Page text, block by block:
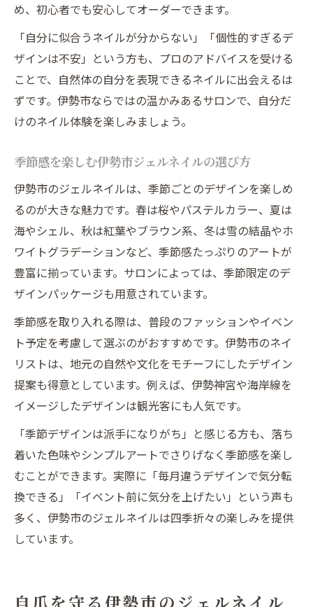
め、初心者でも安心してオーダーできます。
「自分に似合うネイルが分からない」「個性的すぎるデ
ザインは不安」という方も、プロのアドバイスを受ける
ことで、自然体の自分を表現できるネイルに出会えるは
ずです。伊勢市ならではの温かみあるサロンで、自分だ
けのネイル体験を楽しみましょう。
季節感を楽しむ伊勢市ジェルネイルの選び方
伊勢市のジェルネイルは、季節ごとのデザインを楽しめ
るのが大きな魅力です。春は桜やパステルカラー、夏は
海やシェル、秋は紅葉やブラウン系、冬は雪の結晶やホ
ワイトグラデーションなど、季節感たっぷりのアートが
豊富に揃っています。サロンによっては、季節限定のデ
ザインパッケージも用意されています。
季節感を取り入れる際は、普段のファッションやイベン
ト予定を考慮して選ぶのがおすすめです。伊勢市のネイ
リストは、地元の自然や文化をモチーフにしたデザイン
提案も得意としています。例えば、伊勢神宮や海岸線を
イメージしたデザインは観光客にも人気です。
「季節デザインは派手になりがち」と感じる方も、落ち
着いた色味やシンプルアートでさりげなく季節感を楽し
むことができます。実際に「毎月違うデザインで気分転
換できる」「イベント前に気分を上げたい」という声も
多く、伊勢市のジェルネイルは四季折々の楽しみを提供
しています。
自爪を守る伊勢市のジェルネイル